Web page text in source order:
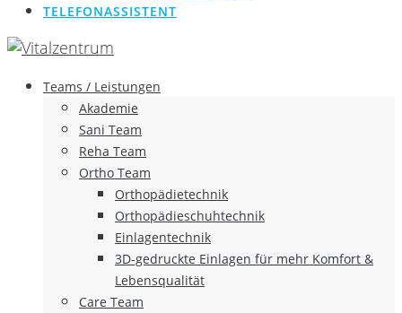
TELEFONASSISTENT
Teams / Leistungen
Akademie
Sani Team
Reha Team
Ortho Team
Orthopädietechnik
Orthopädieschuhtechnik
Einlagentechnik
3D-gedruckte Einlagen für mehr Komfort &
Lebensqualität
Care Team